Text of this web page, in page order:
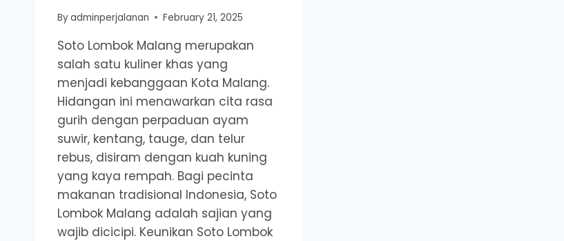
Byadminperjalanan February 21, 2025
Soto Lombok Malang merupakan
salah satu kuliner khas yang
menjadi kebanggaan Kota Malang.
Hidangan ini menawarkan cita rasa
gurih dengan perpaduan ayam
suwir, kentang, tauge, dan telur
rebus, disiram dengan kuah kuning
yang kaya rempah. Bagi pecinta
makanan tradisional Indonesia, Soto
Lombok Malang adalah sajian yang
wajib dicicipi. Keunikan Soto Lombok